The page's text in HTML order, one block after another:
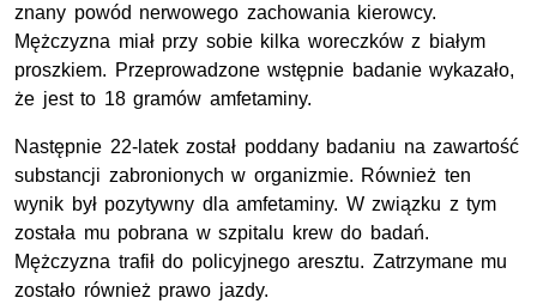
znany powód nerwowego zachowania kierowcy.
Mężczyzna miał przy sobie kilka woreczków z białym
proszkiem. Przeprowadzone wstępnie badanie wykazało,
że jest to 18 gramów amfetaminy.
Następnie 22-latek został poddany badaniu na zawartość
substancji zabronionych w organizmie. Również ten
wynik był pozytywny dla amfetaminy. W związku z tym
została mu pobrana w szpitalu krew do badań.
Mężczyzna trafił do policyjnego aresztu. Zatrzymane mu
zostało również prawo jazdy.